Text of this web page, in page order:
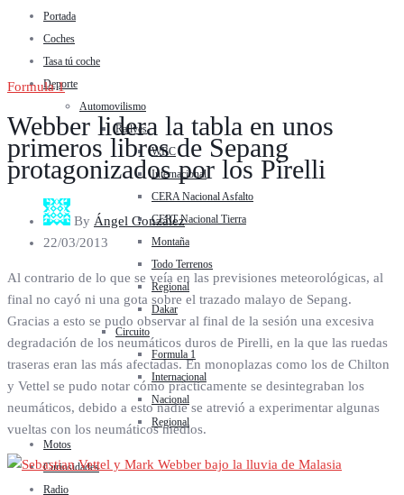
Portada
Coches
Tasa tú coche
Deporte
Automovilismo
Rallyes
WRC
Internacional
CERA Nacional Asfalto
CERT Nacional Tierra
Montaña
Todo Terrenos
Regional
Dakar
Circuito
Formula 1
Internacional
Nacional
Regional
Motos
Curiosidades
Radio
Formula 1
Webber lidera la tabla en unos
primeros libres de Sepang
protagonizados por los Pirelli
By Ángel González
22/03/2013
Al contrario de lo que se veía en las previsiones meteorológicas, al
final no cayó ni una gota sobre el trazado malayo de Sepang.
Gracias a esto se pudo observar al final de la sesión una excesiva
degradación de los neumáticos duros de Pirelli, en la que las ruedas
traseras eran las más afectadas. En monoplazas como los de Chilton
y Vettel se pudo notar cómo prácticamente se desintegraban los
neumáticos, debido a esto nadie se atrevió a experimentar algunas
vueltas con los neumáticos medios.